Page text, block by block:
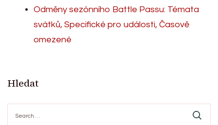
Odměny sezónního Battle Passu: Témata
svátků, Specifické pro události, Časově
omezené
Hledat
for: